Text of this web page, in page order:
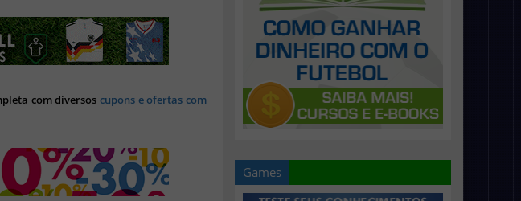
com diversoscupons e ofertas com
Games